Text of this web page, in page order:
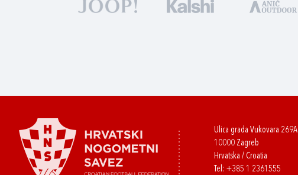
Ulica grada Vukovara 269A
10000 Zagreb
Hrvatska / Croatia
Tel: +385 1 2361555